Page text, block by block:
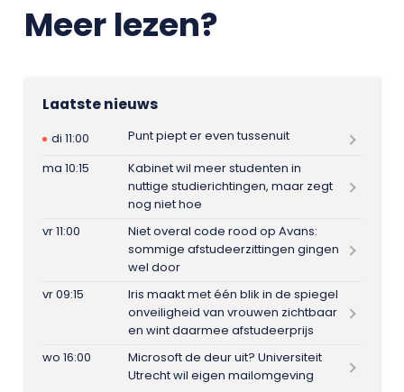
Meer lezen?
Laatste nieuws
di 11:00
Punt piept er even tussenuit
ma 10:15
Kabinet wil meer studenten in
nuttige studierichtingen, maar zegt
nog niet hoe
vr 11:00
Niet overal code rood op Avans:
sommige afstudeerzittingen gingen
wel door
vr 09:15
Iris maakt met één blik in de spiegel
onveiligheid van vrouwen zichtbaar
en wint daarmee afstudeerprijs
wo 16:00
Microsoft de deur uit? Universiteit
Utrecht wil eigen mailomgeving